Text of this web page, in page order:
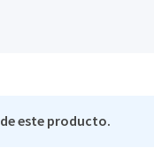
este producto.